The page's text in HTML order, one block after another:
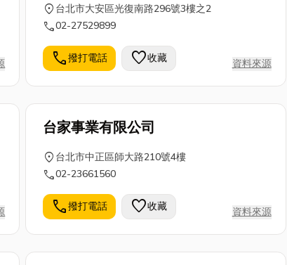
location_on 台北市大安區光復南路296號3樓之2
call02-27529899
call撥打電話 favorite收藏 資料來源
台家事業有限公司
location_on 台北市中正區師大路210號4樓
call02-23661560
call撥打電話 favorite收藏 資料來源